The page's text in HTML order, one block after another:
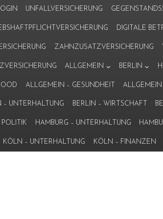
UNFALLVERSICHERUNG
DIGITALE
ZAHNZUSATZVERSICHERUNG
ALLGEMEIN BERLIN
ALLGEMEIN – GESUNDHEIT
– UNTERHALTUNG BERLIN – WIRTSCHAFT
HAMBURG – UNTERHALTUNG
KÖLN – UNTERHALTUNG KÖLN – FINANZEN